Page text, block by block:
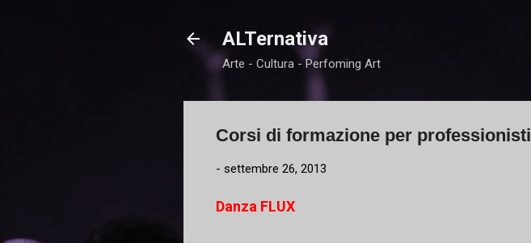
ALTernativa
Arte - Cultura - Perfoming Art
Corsi di formazione per professionisti
- settembre 26, 2013
Danza FLUX